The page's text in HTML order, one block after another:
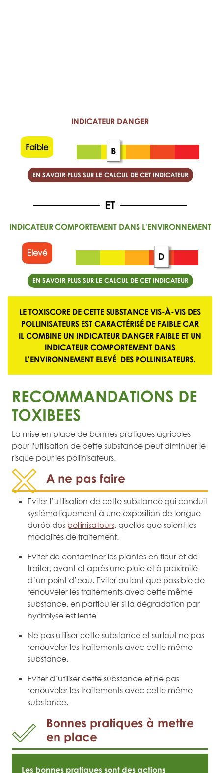
INDICATEUR DANGER
Faible B
EN SAVOIR PLUS SUR LE CALCUL DE CET INDICATEUR
INDICATEUR COMPORTEMENT DANS L'ENVIRONNEMENT
Elevé D
EN SAVOIR PLUS SUR LE CALCUL DE CET INDICATEUR
LE TOXISCORE DE CETTE SUBSTANCE VIS-À-VIS DES
POLLINISATEURS EST CARACTÉRISÉ DE FAIBLE CAR
IL COMBINE UN INDICATEUR DANGER FAIBLE ET UN
INDICATEUR COMPORTEMENT DANS
L'ENVIRONNEMENT ELEVÉ DES POLLINISATEURS.
RECOMMANDATIONS DE
TOXIBEES
La mise en place de bonnes pratiques agricoles
pour l'utilisation de cette substance peut diminuer le
risque pour les pollinisateurs.
A ne pas faire
Eviter l’utilisation de cette substance qui conduit
systématiquement à une exposition de longue
durée des pollinisateurs, quelles que soient les
modalités de traitement.
Eviter de contaminer les plantes en fleur et de
traiter, avant et après une pluie et à proximité
d’un point d’eau. Eviter autant que possible de
renouveler les traitements avec cette même
substance, en particulier si la dégradation par
hydrolyse est lente.
Ne pas utiliser cette substance et surtout ne pas
renouveler les traitements avec cette même
substance.
Eviter d’utiliser cette substance et ne pas
renouveler les traitements avec cette même
substance.
Bonnes pratiques à mettre
en place
Les bonnes pratiques sont des actions